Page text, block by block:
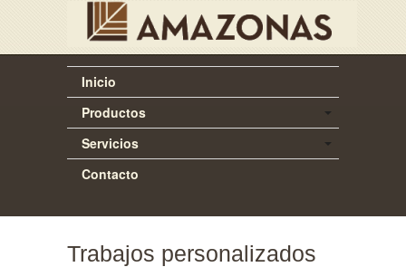
Inicio
Productos
Servicios
Contacto
Trabajos personalizados